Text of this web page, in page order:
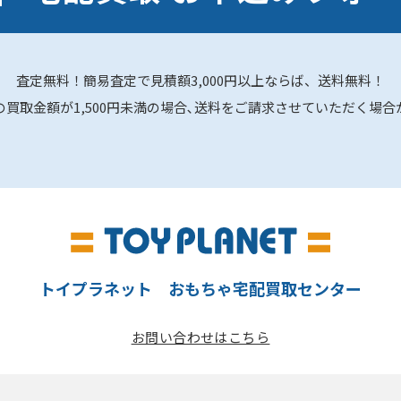
査定無料！簡易査定で見積額3,000円以上ならば、送料無料！
取金額が1,500円未満の場合､送料をご請求させていただく場合
トイプラネット おもちゃ宅配買取センター
お問い合わせはこちら